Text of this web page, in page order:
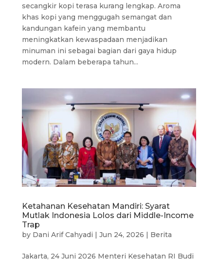
secangkir kopi terasa kurang lengkap. Aroma
khas kopi yang menggugah semangat dan
kandungan kafein yang membantu
meningkatkan kewaspadaan menjadikan
minuman ini sebagai bagian dari gaya hidup
modern. Dalam beberapa tahun...
Ketahanan Kesehatan Mandiri: Syarat
Mutlak Indonesia Lolos dari Middle-Income
Trap
by Dani Arif Cahyadi | Jun 24, 2026 | Berita
Jakarta, 24 Juni 2026 Menteri Kesehatan RI Budi